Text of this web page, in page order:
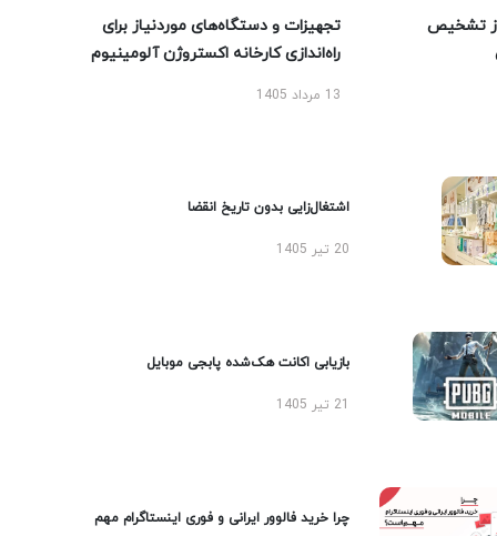
تشخیص
تجهیزات و دستگاه‌های موردنیاز برای
راه‌اندازی کارخانه اکستروژن آلومینیوم
13 مرداد 1405
اشتغال‌زایی بدون تاریخ انقضا
20 تیر 1405
بازیابی اکانت هک‌شده پابجی موبایل
چرا خرید فالوور ایرانی و فوری اینستاگرام مهم